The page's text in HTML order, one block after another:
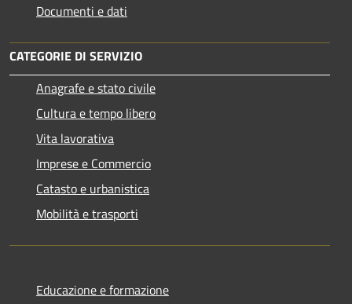
Documenti e dati
CATEGORIE DI SERVIZIO
Anagrafe e stato civile
Cultura e tempo libero
Vita lavorativa
Imprese e Commercio
Catasto e urbanistica
Mobilità e trasporti
Educazione e formazione